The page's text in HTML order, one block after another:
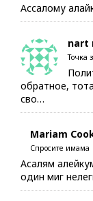
Ассалому
nart
Точка
обратное,
сво…
Mariam
Спросите имама
Асалям
один миг